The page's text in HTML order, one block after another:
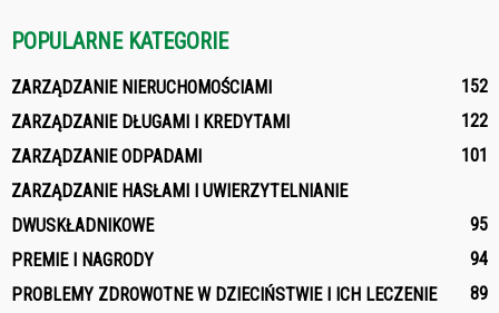
POPULARNE KATEGORIE
ZARZĄDZANIE NIERUCHOMOŚCIAMI
152
ZARZĄDZANIE DŁUGAMI I KREDYTAMI
122
ZARZĄDZANIE ODPADAMI
101
ZARZĄDZANIE HASŁAMI I UWIERZYTELNIANIE
DWUSKŁADNIKOWE
95
PREMIE I NAGRODY
94
PROBLEMY ZDROWOTNE W DZIECIŃSTWIE I ICH LECZENIE
89